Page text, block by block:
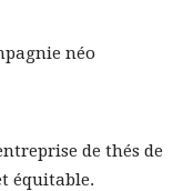
néo
de thés de
équitable.